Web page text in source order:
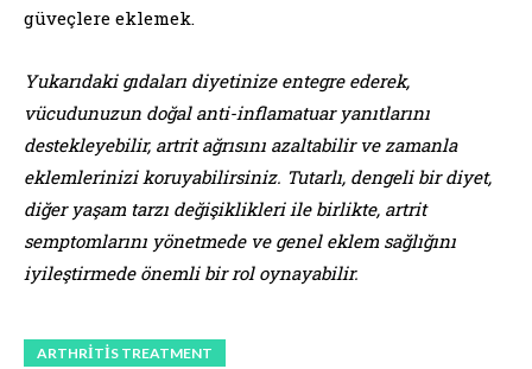
güveçlere eklemek.
Yukarıdaki gıdaları diyetinize entegre ederek,
vücudunuzun doğal anti-inflamatuar yanıtlarını
destekleyebilir, artrit ağrısını azaltabilir ve zamanla
eklemlerinizi koruyabilirsiniz. Tutarlı, dengeli bir diyet,
diğer yaşam tarzı değişiklikleri ile birlikte, artrit
semptomlarını yönetmede ve genel eklem sağlığını
iyileştirmede önemli bir rol oynayabilir.
ARTHRITIS TREATMENT